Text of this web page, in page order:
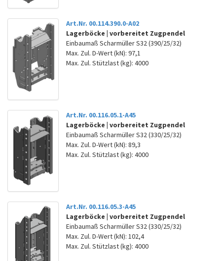
Art.Nr. 00.114.390.0-A02
Lagerböcke | vorbereitet Zugpendel
Einbaumaß Scharmüller S32 (390/25/32)
Max. Zul. D-Wert (kN): 97,1
Max. Zul. Stützlast (kg): 4000
Art.Nr. 00.116.05.1-A45
Lagerböcke | vorbereitet Zugpendel
Einbaumaß Scharmüller S32 (330/25/32)
Max. Zul. D-Wert (kN): 89,3
Max. Zul. Stützlast (kg): 4000
Art.Nr. 00.116.05.3-A45
Lagerböcke | vorbereitet Zugpendel
Einbaumaß Scharmüller S32 (330/25/32)
Max. Zul. D-Wert (kN): 102,4
Max. Zul. Stützlast (kg): 4000